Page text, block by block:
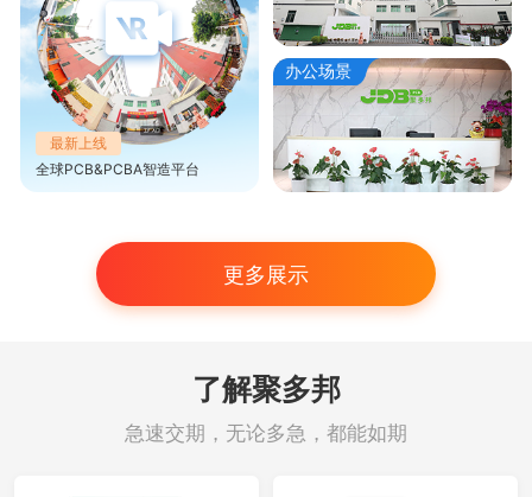
最新上线
全球PCB&PCBA智造平台
办公场景
更多展示
了解聚多邦
急速交期，无论多急，都能如期